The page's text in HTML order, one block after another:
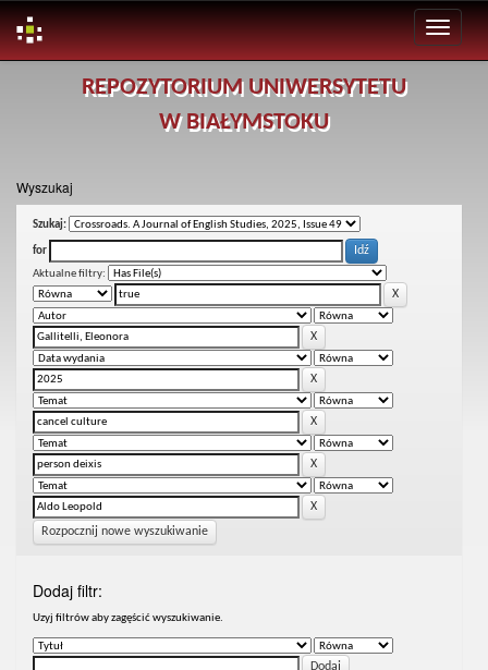
REPOZYTORIUM UNIWERSYTETU
W BIAŁYMSTOKU
Wyszukaj
Szukaj:
for
Aktualne filtry:
Rozpocznij nowe wyszukiwanie
Dodaj filtr:
Uzyj filtrów aby zagęścić wyszukiwanie.